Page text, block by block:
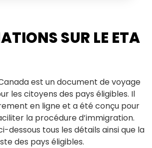
SUR LE ETA
est un document de voyage
les citoyens des pays éligibles. Il
en ligne et a été conçu pour
la procédure d’immigration.
dessous tous les détails ainsi que la
des pays éligibles.